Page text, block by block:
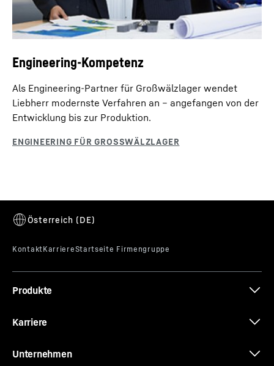
Engineering-Kompetenz
Als Engineering-Partner für Großwälzlager wendet
Liebherr modernste Verfahren an – angefangen von der
Entwicklung bis zur Produktion.
Produkte
Karriere
Unternehmen